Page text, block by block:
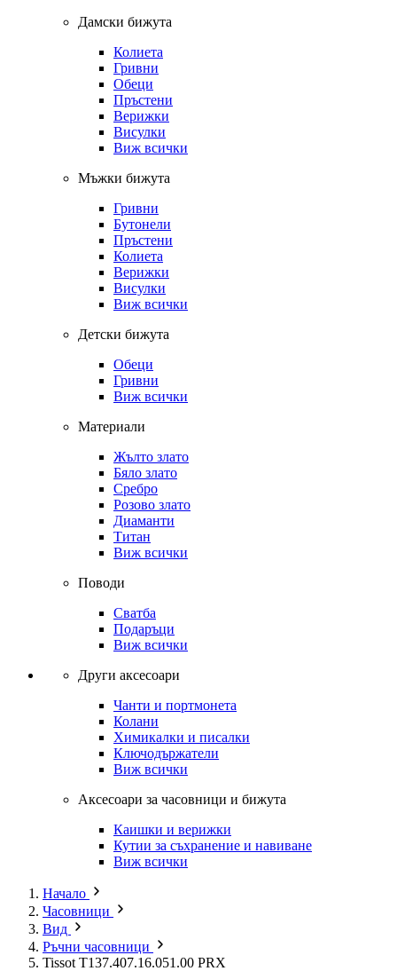
Дамски бижута
Колиета
Гривни
Обеци
Пръстени
Верижки
Висулки
Виж всички
Мъжки бижута
Гривни
Бутонели
Пръстени
Колиета
Верижки
Висулки
Виж всички
Детски бижута
Обеци
Гривни
Виж всички
Материали
Жълто злато
Бяло злато
Сребро
Розово злато
Диаманти
Титан
Виж всички
Поводи
Сватба
Подаръци
Виж всички
Други аксесоари
Чанти и портмонета
Колани
Химикалки и писалки
Ключодържатели
Виж всички
Аксесоари за часовници и бижута
Каишки и верижки
Кутии за съхранение и навиване
Виж всички
Начало
Часовници
Вид
Ръчни часовници
Tissot T137.407.16.051.00 PRX